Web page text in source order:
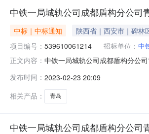
中铁一局城轨公司成都盾构分公司
中标｜中标通知 陕西省｜西安市｜碑林
项目编号： 539610061214 招标单位： 中
正文内容： 中铁一局城轨公司成都盾构分公
发布时间： 2023-02-23 20:09
相关产品：
青岛
中铁一局城轨公司成都盾构分公司